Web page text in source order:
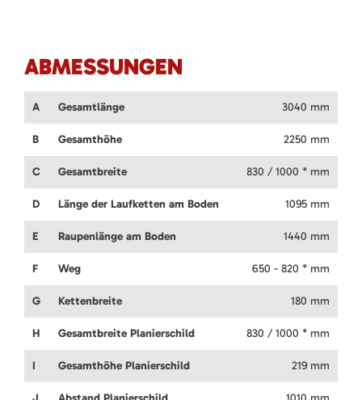
ABMESSUNGEN
A Gesamtlänge 3040 mm
B Gesamthöhe 2250 mm
C Gesamtbreite 830 / 1000 * mm
D Länge der Laufketten am Boden 1095 mm
E Raupenlänge am Boden 1440 mm
F Weg 650 - 820 * mm
G Kettenbreite 180 mm
H Gesamtbreite Planierschild 830 / 1000 * mm
I Gesamthöhe Planierschild 219 mm